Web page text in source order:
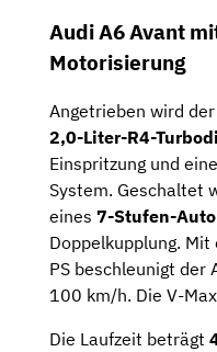
Audi A6 Avant
Motorisierung
Angetrieben wird der
2,0-Liter-R4-
Einspritzung und
System. Geschaltet
eines 7-Stufen-
Doppelkupplung.
PS beschleunigt der
100 km/h. Die V-
Die Laufzeit beträgt